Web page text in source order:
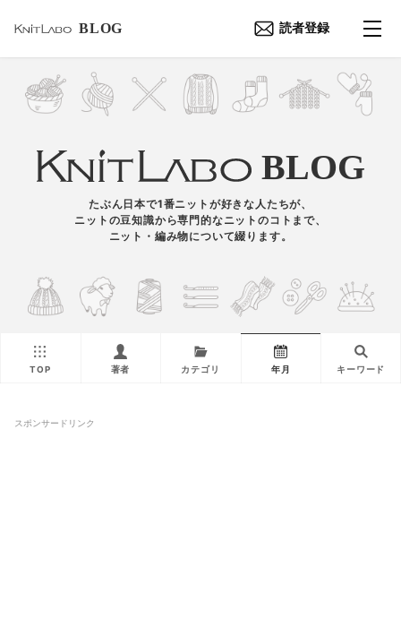
BLOG 読者登録
BLOG
たぶん日本で1番ニットが好きな人たちが、
ニットの豆知識から専門的なニットのコトまで、
ニット・編み物について綴ります。
TOP 著者 カテゴリ 年月 キーワード
スポンサードリンク